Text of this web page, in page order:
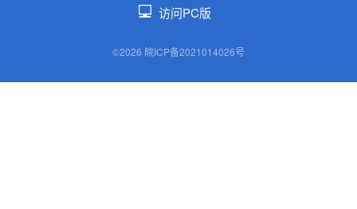
访问PC版
©2026 皖ICP备2021014026号